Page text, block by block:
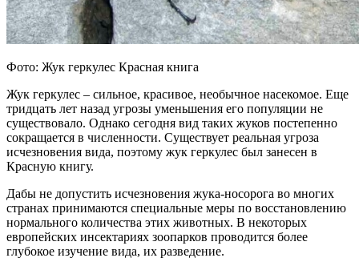
Фото: Жук геркулес Красная книга
Жук геркулес – сильное, красивое, необычное насекомое. Еще
тридцать лет назад угрозы уменьшения его популяции не
существовало. Однако сегодня вид таких жуков постепенно
сокращается в численности. Существует реальная угроза
исчезновения вида, поэтому жук геркулес был занесен в
Красную книгу.
Дабы не допустить исчезновения жука-носорога во многих
странах принимаются специальные меры по восстановлению
нормального количества этих животных. В некоторых
европейских инсектариях зоопарков проводится более
глубокое изучение вида, их разведение.